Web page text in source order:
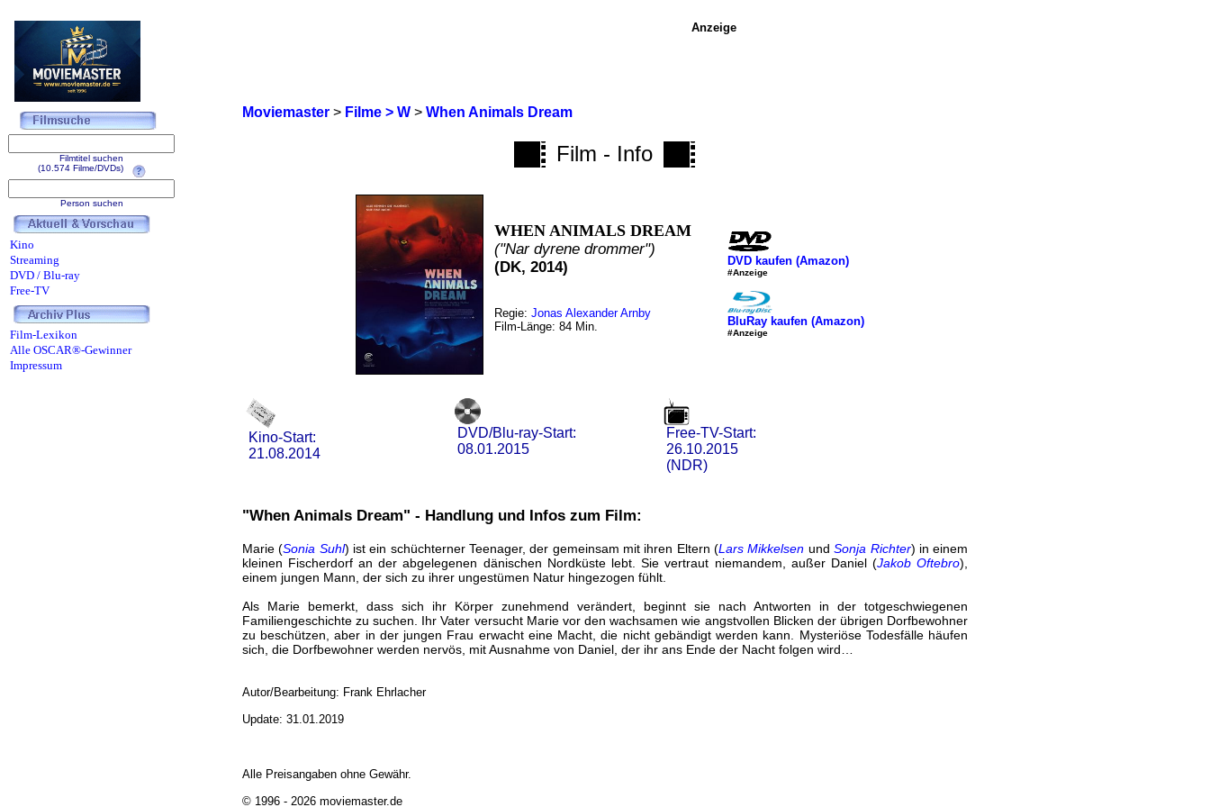
Moviemaster> Filme > W> When Animals Dream
Film - Info
WHEN ANIMALS DREAM
("Nar dyrene drommer")
(DK, 2014)
Regie:Jonas Alexander Arnby
Film-Länge: 84 Min.
DVD kaufen (Amazon)
#Anzeige
BluRay kaufen (Amazon)
#Anzeige
Kino-Start:
21.08.2014
DVD/Blu-ray-Start:
08.01.2015
Free-TV-Start:
26.10.2015
(NDR)
"When Animals Dream" - Handlung und Infos zum Film:
Marie (Sonia Suhl) ist ein schüchterner Teenager, der gemeinsam mit ihren Eltern (Lars Mikkelsen undSonja Richter) in einem
kleinen Fischerdorf an der abgelegenen dänischen Nordküste lebt. Sie vertraut niemandem, außer Daniel (Jakob Oftebro),
einem jungen Mann, der sich zu ihrer ungestümen Natur hingezogen fühlt.
Als Marie bemerkt, dass sich ihr Körper zunehmend verändert, beginnt sie nach Antworten in der totgeschwiegenen
Familiengeschichte zu suchen. Ihr Vater versucht Marie vor den wachsamen wie angstvollen Blicken der übrigen Dorfbewohner
zu beschützen, aber in der jungen Frau erwacht eine Macht, die nicht gebändigt werden kann. Mysteriöse Todesfälle häufen
sich, die Dorfbewohner werden nervös, mit Ausnahme von Daniel, der ihr ans Ende der Nacht folgen wird…
Autor/Bearbeitung: Frank Ehrlacher
Update: 31.01.2019
Alle Preisangaben ohne Gewähr.
© 1996 - 2026 moviemaster.de
Anzeige
Filmtitel suchen
(10.574 Filme/DVDs)
Person suchen
Kino
Streaming
DVD / Blu-ray
Free-TV
Film-Lexikon
Alle OSCAR®-Gewinner
Impressum